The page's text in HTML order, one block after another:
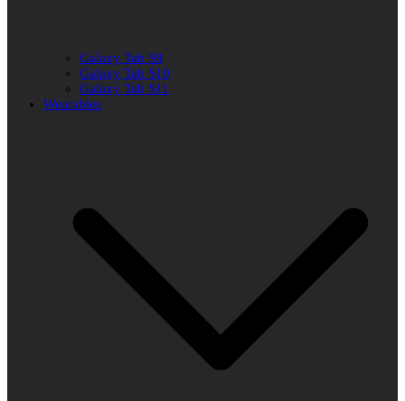
Galaxy Tab S9
Galaxy Tab S10
Galaxy Tab S11
Wearables